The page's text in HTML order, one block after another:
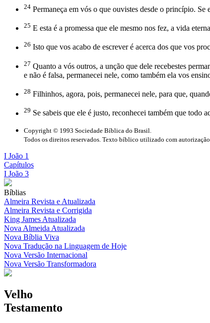
24 Permaneça em vós o que ouvistes desde o princípio.
25 E esta é a promessa que ele mesmo nos fez, a vida
26 Isto que vos acabo de escrever é acerca dos que vos
27 Quanto a vós outros, a unção que dele recebestes
e não é falsa, permanecei nele, como também ela vos
28 Filhinhos, agora, pois, permanecei nele, para que,
29 Se sabeis que ele é justo, reconhecei também que todo
Copyright © 1993 Sociedade Bíblica do Brasil.
Todos os direitos reservados. Texto bíblico utilizado com
I João 1
Capítulos
I João 3
Bíblias
Almeira Revista e Atualizada
Almeira Revista e Corrigida
King James Atualizada
Nova Almeida Atualizada
Nova Bíblia Viva
Nova Tradução na Linguagem de Hoje
Nova Versão Internacional
Nova Versão Transformadora
Velho
Testamento